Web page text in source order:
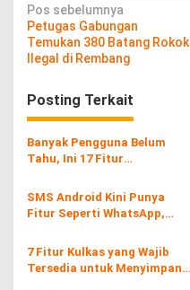
N
a
v
i
g
a
s
i
p
o
s
Pos sebelumnya
Petugas Gabungan
Temukan 380 Batang Rokok
Ilegal di Rembang
Posting Terkait
Banyak Pengguna Belum
Tahu, Ini 17 Fitur
Ternyata Sangat Berguna
SMS Android Kini Punya
Fitur Seperti WhatsApp,
7 Fitur Kulkas yang Wajib
Tersedia untuk Menyimpan